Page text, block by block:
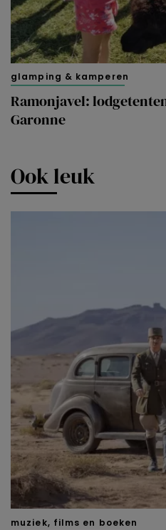
glamping & kamperen
Ramonjavel:
Garonne
Ook leuk
muziek, films en boeken